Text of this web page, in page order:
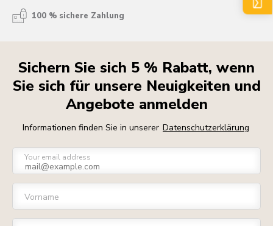
100 % sichere Zahlung
Sichern Sie sich 5 % Rabatt, wenn
Sie sich für unsere Neuigkeiten und
Angebote anmelden
Informationen finden Sie in unserer Datenschutzerklärung
Your email address
Vorname